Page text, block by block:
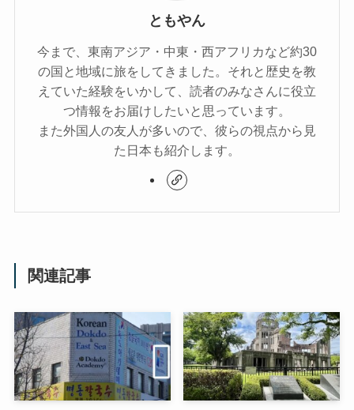
ともやん
今まで、東南アジア・中東・西アフリカなど約30
の国と地域に旅をしてきました。それと歴史を教
えていた経験をいかして、読者のみなさんに役立
つ情報をお届けしたいと思っています。
また外国人の友人が多いので、彼らの視点から見
た日本も紹介します。
関連記事